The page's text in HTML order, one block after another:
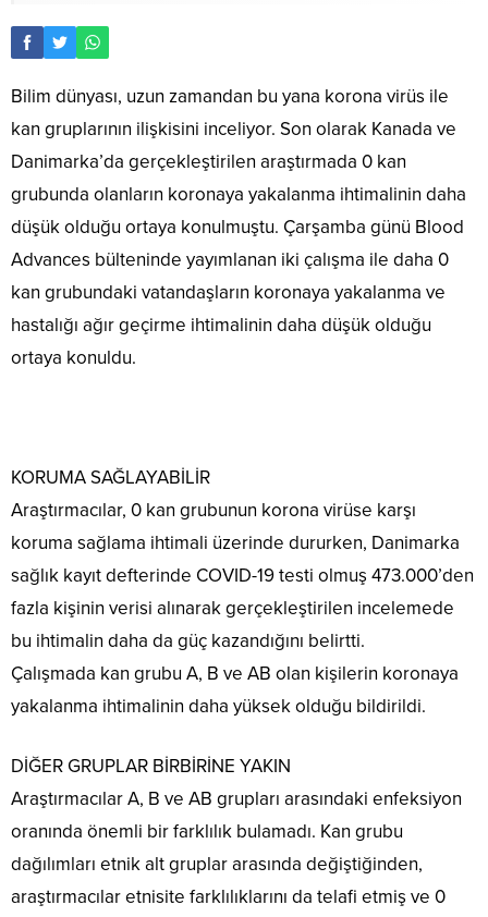
Bilim dünyası, uzun zamandan bu yana korona virüs ile
kan gruplarının ilişkisini inceliyor. Son olarak Kanada ve
Danimarka’da gerçekleştirilen araştırmada 0 kan
grubunda olanların koronaya yakalanma ihtimalinin daha
düşük olduğu ortaya konulmuştu. Çarşamba günü Blood
Advances bülteninde yayımlanan iki çalışma ile daha 0
kan grubundaki vatandaşların koronaya yakalanma ve
hastalığı ağır geçirme ihtimalinin daha düşük olduğu
ortaya konuldu.
KORUMA SAĞLAYABİLİR
Araştırmacılar, 0 kan grubunun korona virüse karşı
koruma sağlama ihtimali üzerinde dururken, Danimarka
sağlık kayıt defterinde COVID-19 testi olmuş 473.000’den
fazla kişinin verisi alınarak gerçekleştirilen incelemede
bu ihtimalin daha da güç kazandığını belirtti.
Çalışmada kan grubu A, B ve AB olan kişilerin koronaya
yakalanma ihtimalinin daha yüksek olduğu bildirildi.
DİĞER GRUPLAR BİRBİRİNE YAKIN
Araştırmacılar A, B ve AB grupları arasındaki enfeksiyon
oranında önemli bir farklılık bulamadı. Kan grubu
dağılımları etnik alt gruplar arasında değiştiğinden,
araştırmacılar etnisite farklılıklarını da telafi etmiş ve 0